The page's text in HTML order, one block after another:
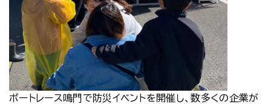
ボートレース鳴門で防災イベントを開催し、数多くの企業が